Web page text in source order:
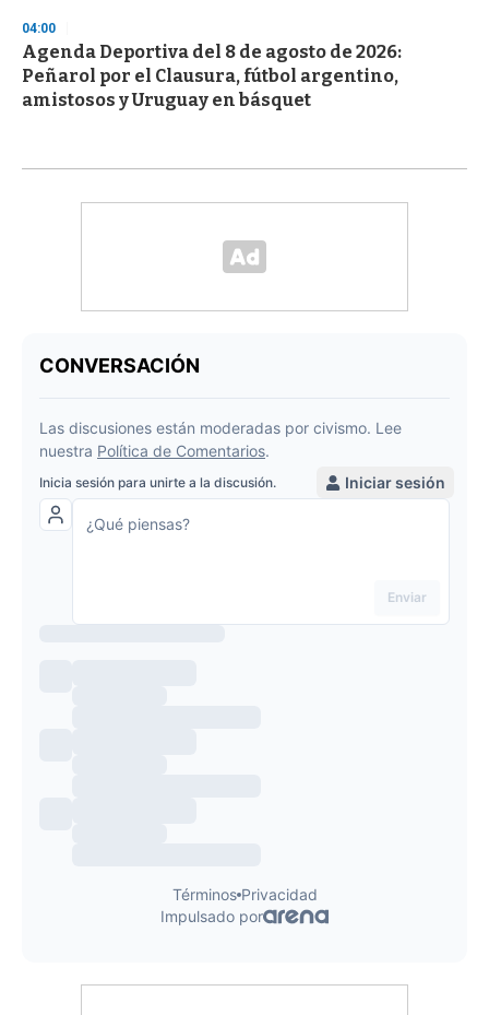
04:00
Agenda Deportiva del 8 de agosto de 2026:
Peñarol por el Clausura, fútbol argentino,
amistosos y Uruguay en básquet